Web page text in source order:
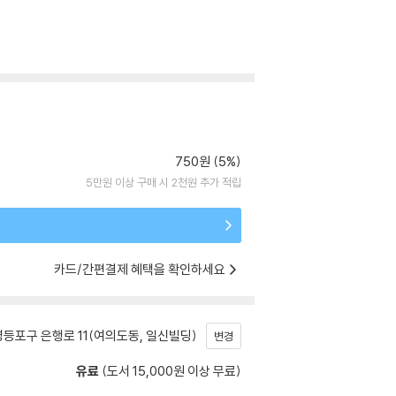
750원 (5%)
5만원 이상 구매 시 2천원 추가 적립
카드/간편결제 혜택을 확인하세요
포구 은행로 11(여의도동, 일신빌딩) 변경
유료 (도서 15,000원 이상 무료)